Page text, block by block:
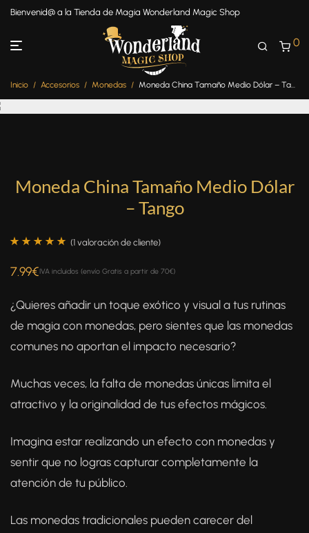
Bienvenid@ a la Tienda de Magia Wonderland Magic Shop
0
Inicio / Accesorios / Monedas / Moneda China Tamaño Medio Dólar – Tango
Moneda China Tamaño Medio Dólar
– Tango
5.00 de 5 en
valoración de
un cliente
(1 valoración de cliente)
7.99€IVA incluidos (envío Gratis a partir de 70€)
¿Quieres añadir un toque exótico y visual a tus rutinas
de magia con monedas, pero sientes que las monedas
comunes no aportan el impacto necesario?
Muchas veces, la falta de monedas únicas limita el
atractivo y la originalidad de tus efectos mágicos.
Imagina estar realizando un efecto con monedas y
sentir que no logras capturar completamente la
atención de tu público.
Las monedas tradicionales pueden carecer del